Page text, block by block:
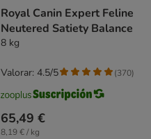
Royal Canin Expert Feline
Neutered Satiety Balance
8 kg
65,49 €
8,19 € / kg
Valorar: 4.5/5 (370)